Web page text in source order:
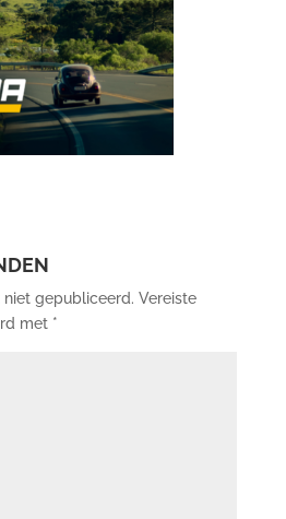
gepubliceerd. Vereiste
met *